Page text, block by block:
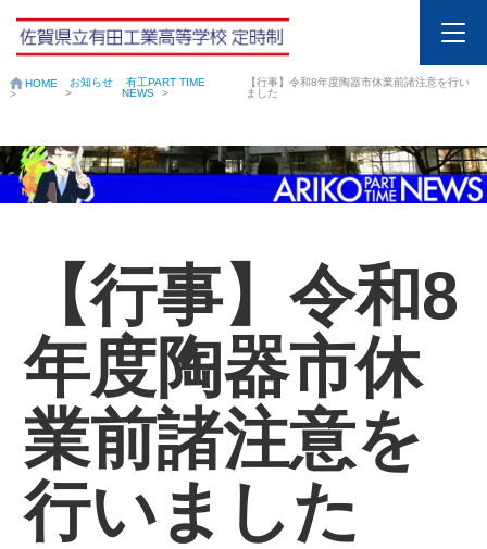
HOME
>
お知らせ
>
有工PART TIME
NEWS
>
【行事】令和8年度陶器市休業前諸注意を行い
ました
【行事】令和8
年度陶器市休
業前諸注意を
行いました